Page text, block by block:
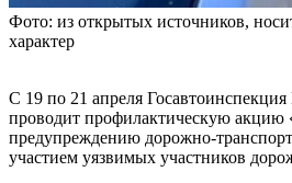
Фото: из открытых источников,
характер
С 19 по 21 апреля
проводит профилактическую акцию
предупреждению дорожно-
участием уязвимых участников